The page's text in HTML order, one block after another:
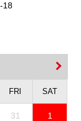
18
FRI SAT
31 1